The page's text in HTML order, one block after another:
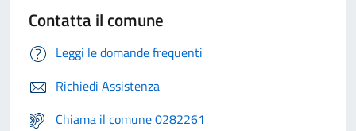
Contatta il comune
Leggi le domande frequenti
Richiedi Assistenza
Chiama il comune 0282261